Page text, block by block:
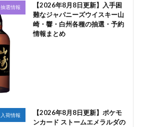
抽選情報
【2026年8月8日更新】入手困
難なジャパニーズウイスキー山
崎・響・白州各種の抽選・予約
情報まとめ
入荷情報
【2026年8月8日更新】ポケモ
ンカード ストームエメラルダの